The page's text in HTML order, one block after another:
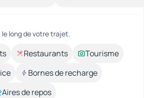
le long de votre trajet.
Restaurants
Tourisme
Bornes de recharge
Aires de repos